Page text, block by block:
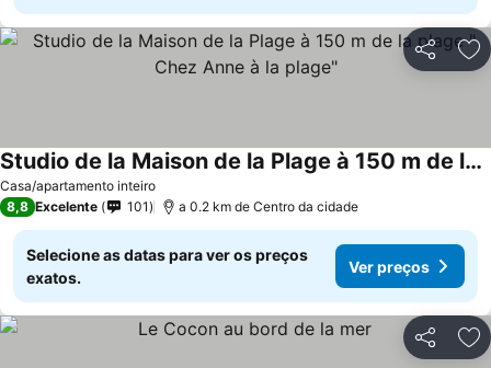
Partilhar
Casa/apartamento inteiro
Studio de la Maison de la Plage à 150 m de la plage " Chez Anne à la plage"
8,8 Excelente 101 a 0.2 km de Centro da cidade
Selecione as datas para ver os preços
exatos.
Ver preços
Partilhar